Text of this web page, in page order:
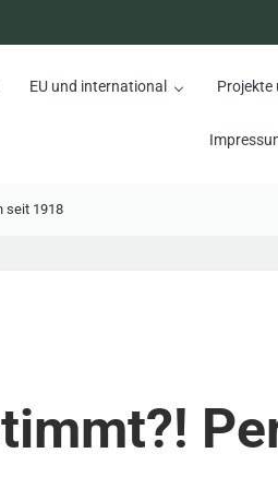
EU und international Projekte
seit 1918